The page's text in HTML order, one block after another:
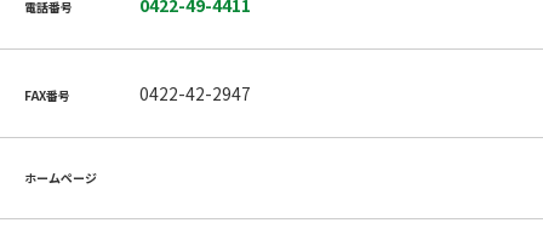
電話番号 0422-49-4411
FAX番号 0422-42-2947
ホームページ